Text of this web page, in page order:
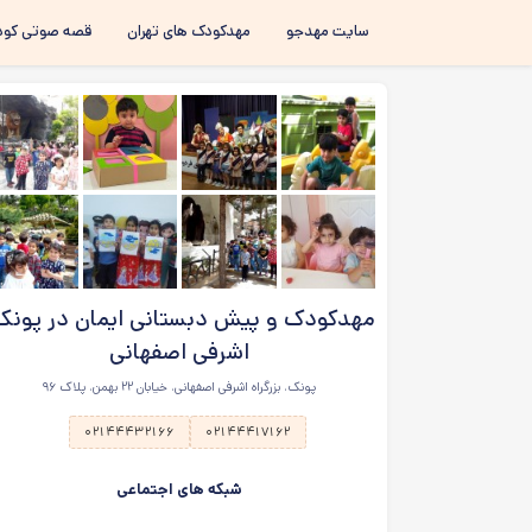
سایت مهدجو مهدکودک های تهران قصه صوتی
مهدکودک و پیش دبستانی ایمان در
اشرفی اصفهانی
پونک، بزرگراه اشرفی اصفهانی، خیابان ۲۲ بهمن، پلاک ۹۶
۰۲۱۴۴۴۱۷۱۶۲ ۰۲۱۴۴۴۳۲۱۶۶
شبکه های اجتماعی